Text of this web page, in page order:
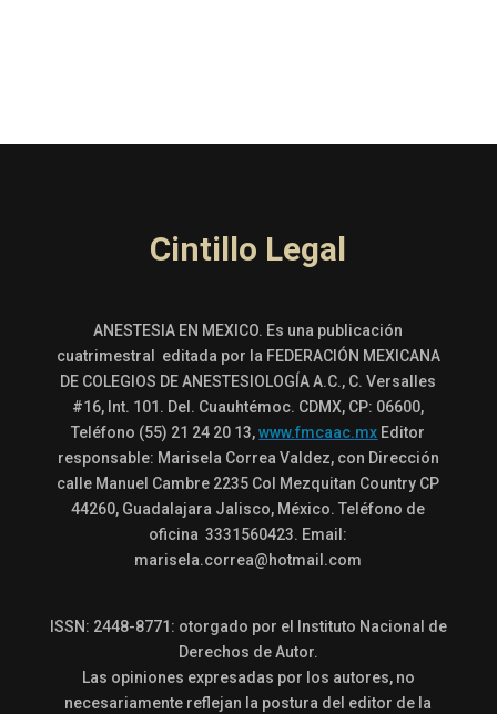
Cintillo Legal
ANESTESIA EN MEXICO. Es una publicación
cuatrimestral editada por la FEDERACIÓN MEXICANA
DE COLEGIOS DE ANESTESIOLOGÍA A.C., C. Versalles
#16, Int. 101. Del. Cuauhtémoc. CDMX, CP: 06600,
Teléfono (55) 21 24 20 13,www.fmcaac.mx Editor
responsable: Marisela Correa Valdez, con Dirección
calle Manuel Cambre 2235 Col Mezquitan Country CP
44260, Guadalajara Jalisco, México. Teléfono de
oficina 3331560423. Email:
marisela.correa@hotmail.com
ISSN: 2448-8771: otorgado por el Instituto Nacional de
Derechos de Autor.
Las opiniones expresadas por los autores, no
necesariamente reflejan la postura del editor de la